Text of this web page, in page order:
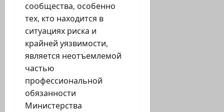
сообщества, особенно
тех, кто находится в
ситуациях риска и
крайней уязвимости,
является неотъемлемой
частью
профессиональной
обязанности
Министерства